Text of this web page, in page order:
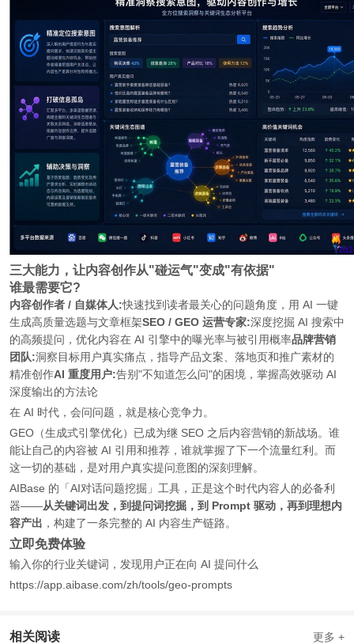
三大能力，让内容创作从"碰运气"变成"有依据"
谁最需要它?
内容创作者 / 自媒体人:快速找到读者最关心的问题角度，用 AI 一键
生成高质量选题与文章框架SEO / GEO 运营专家:深度挖掘 AI 搜索中
的高频提问，优化内容在 AI 引擎中的曝光率与被引用概率品牌营销
团队:洞察目标用户真实痛点，指导产品文案、落地页和推广素材的
精准创作AI 重度用户:告别"不知道怎么问"的困境，掌握高效驱动 AI
深度输出的方法论
在 AI 时代，会问问题，就是核心竞争力。
GEO（生成式引擎优化）已成为继 SEO 之后内容营销的新战场。谁
能让自己的内容被 AI 引用和推荐，谁就掌握了下一个流量红利。而
这一切的基础，是对用户真实提问意图的深刻理解。
AIBase 的「AI对话问题挖掘」工具，正是这个时代内容人的必备利
器——从关键词出发，到提问词挖掘，到 Prompt 驱动，再到理想内
容产出 ，构建了一条完整的 AI 内容生产链路。
立即免费体验
输入你的行业关键词，发现用户正在向 AI 提问什么
https://app.aibase.com/zh/tools/geo-prompts
相关阅读 更多 +